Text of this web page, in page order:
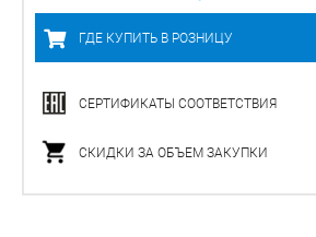
ГДЕ КУПИТЬ В РОЗНИЦУ
СЕРТИФИКАТЫ СООТВЕТСТВИЯ
СКИДКИ ЗА ОБЪЕМ ЗАКУПКИ